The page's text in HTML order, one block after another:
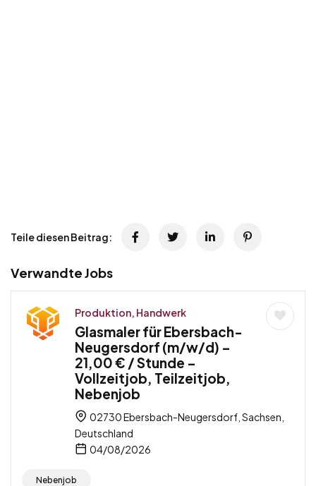
Teile diesen Beitrag:
Verwandte Jobs
Produktion, Handwerk
Glasmaler für Ebersbach-
Neugersdorf (m/w/d) –
21,00 € / Stunde –
Vollzeitjob, Teilzeitjob,
Nebenjob
02730 Ebersbach-Neugersdorf, Sachsen,
Deutschland
04/08/2026
Nebenjob